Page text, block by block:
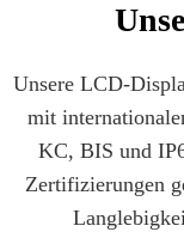
Unsere LCD-
mit
KC, BIS und
Zertifizierungen